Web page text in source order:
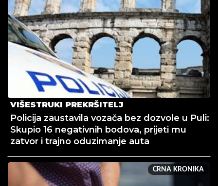
VIŠESTRUKI PREKRŠITELJ
Policija zaustavila vozača bez dozvole u Puli:
Skupio 16 negativnih bodova, prijeti mu
zatvor i trajno oduzimanje auta
CRNA KRONIKA